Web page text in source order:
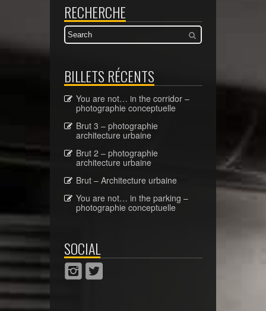
RECHERCHE
BILLETS RÉCENTS
You are not… in the corridor –
photographie conceptuelle
Brut 3 – photographie
architecture urbaine
Brut 2 – photographie
architecture urbaine
Brut – Architecture urbaine
You are not… in the parking –
photographie conceptuelle
SOCIAL